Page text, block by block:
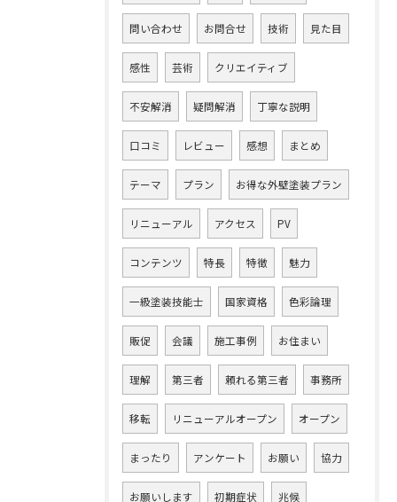
問い合わせ お問合せ 技術 見た目
感性 芸術 クリエイティブ
不安解消 疑問解消 丁寧な説明
口コミ レビュー 感想 まとめ
テーマ プラン お得な外壁塗装プラン
リニューアル アクセス PV
コンテンツ 特長 特徴 魅力
一級塗装技能士 国家資格 色彩論理
販促 会議 施工事例 お住まい
理解 第三者 頼れる第三者 事務所
移転 リニューアルオープン オープン
まったり アンケート お願い 協力
お願いします 初期症状 兆候